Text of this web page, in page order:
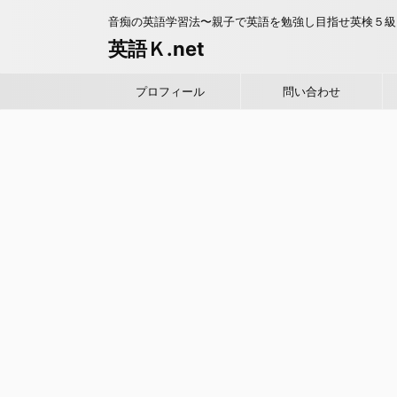
音痴の英語学習法〜親子で英語を勉強し目指せ英検５級
英語Ｋ.net
プロフィール 問い合わせ